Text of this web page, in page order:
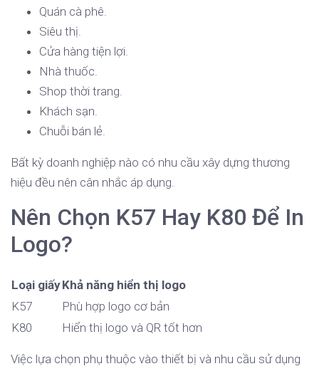
Quán cà phê.
Siêu thị.
Cửa hàng tiện lợi.
Nhà thuốc.
Shop thời trang.
Khách sạn.
Chuỗi bán lẻ.
Bất kỳ doanh nghiệp nào có nhu cầu xây dựng thương
hiệu đều nên cân nhắc áp dụng.
Nên Chọn K57 Hay K80 Để In
Logo?
Loại giấyKhả năng hiển thị logo
K57
Phù hợp logo cơ bản
K80
Hiển thị logo và QR tốt hơn
Việc lựa chọn phụ thuộc vào thiết bị và nhu cầu sử dụng